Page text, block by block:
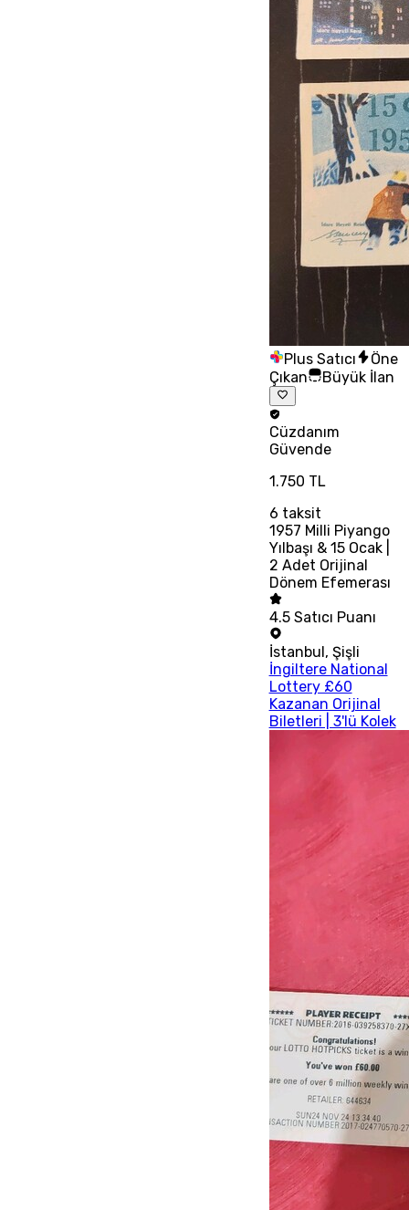
Plus Satıcı
Öne
Çıkan
Büyük İlan
Cüzdanım
Güvende
1.750 TL
6 taksit
1957 Milli Piyango
Yılbaşı & 15 Ocak |
2 Adet Orijinal
Dönem Efemerası
4.5 Satıcı Puanı
İstanbul , Şişli
İngiltere National
Lottery £60
Kazanan Orijinal
Biletleri | 3'lü Kolek